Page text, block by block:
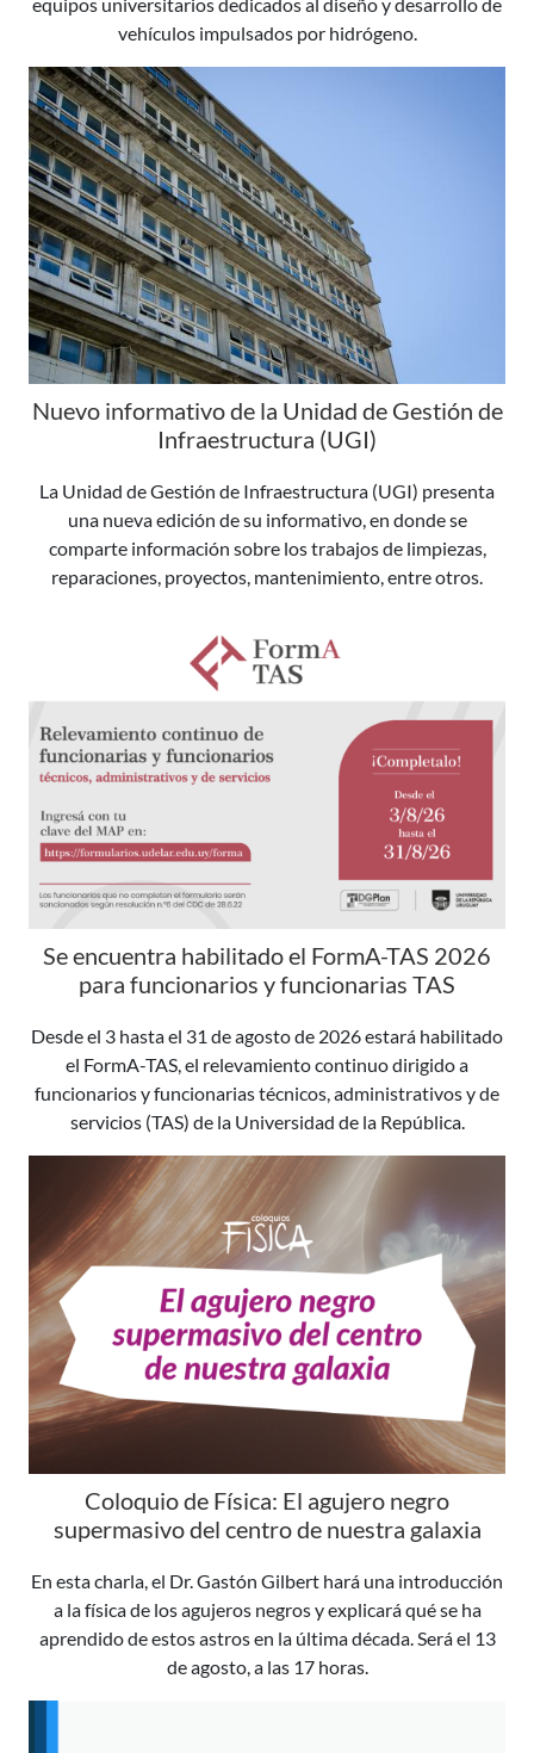
vehículos impulsados por hidrógeno.
Nuevo informativo de la Unidad de Gestión de
Infraestructura (UGI)
La Unidad de Gestión de Infraestructura (UGI) presenta
una nueva edición de su informativo, en donde se
comparte información sobre los trabajos de limpiezas,
reparaciones, proyectos, mantenimiento, entre otros.
Se encuentra habilitado el FormA-TAS 2026
para funcionarios y funcionarias TAS
Desde el 3 hasta el 31 de agosto de 2026 estará habilitado
el FormA-TAS, el relevamiento continuo dirigido a
funcionarios y funcionarias técnicos, administrativos y de
servicios (TAS) de la Universidad de la República.
Coloquio de Física: El agujero negro
supermasivo del centro de nuestra galaxia
En esta charla, el Dr. Gastón Gilbert hará una introducción
a la física de los agujeros negros y explicará qué se ha
aprendido de estos astros en la última década. Será el 13
de agosto, a las 17 horas.